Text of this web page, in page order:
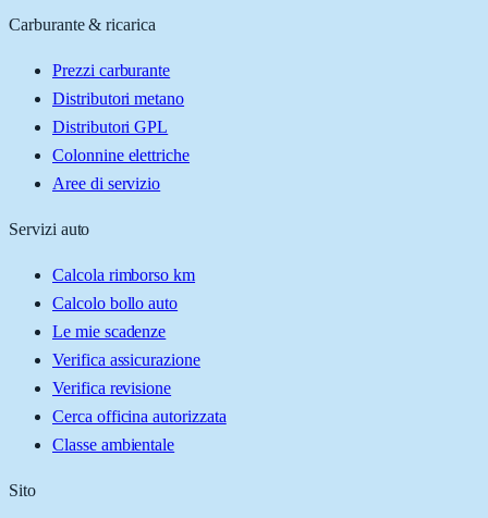
Carburante & ricarica
Prezzi carburante
Distributori metano
Distributori GPL
Colonnine elettriche
Aree di servizio
Servizi auto
Calcola rimborso km
Calcolo bollo auto
Le mie scadenze
Verifica assicurazione
Verifica revisione
Cerca officina autorizzata
Classe ambientale
Sito